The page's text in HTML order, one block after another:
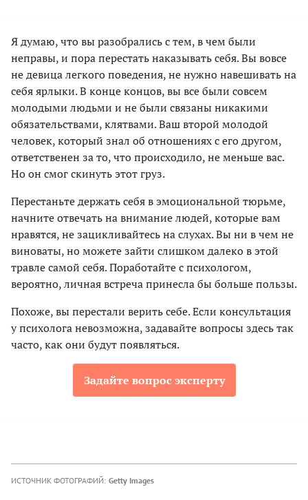
Я думаю, что вы разобрались с тем, в чем были
неправы, и пора перестать наказывать себя. Вы вовсе
не девица легкого поведения, не нужно навешивать на
себя ярлыки. В конце концов, вы все были совсем
молодыми людьми и не были связаны никакими
обязательствами, клятвами. Ваш второй молодой
человек, который знал об отношениях с его другом,
ответственен за то, что происходило, не меньше вас.
Но он смог скинуть этот груз.
Перестаньте держать себя в эмоциональной тюрьме,
начните отвечать на внимание людей, которые вам
нравятся, не зацикливайтесь на слухах. Вы ни в чем не
виноваты, но можете зайти слишком далеко в этой
травле самой себя. Поработайте с психологом,
вероятно, личная встреча принесла бы больше пользы.
Похоже, вы перестали верить себе. Если консультация
у психолога невозможна, задавайте вопросы здесь так
часто, как они будут появляться.
Задайте вопрос эксперту
ИСТОЧНИК ФОТОГРАФИЙ: Getty Images